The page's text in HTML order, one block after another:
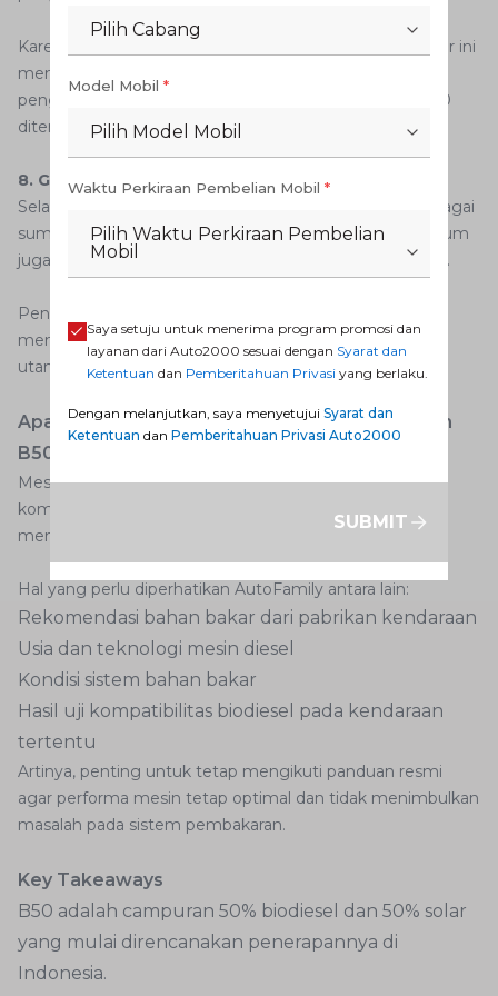
Karena konsumsi bahan bakar yang sangat besar, sektor ini
memiliki potensi signifikan dalam mendukung
pengurangan konsumsi solar fosil jika implementasi B50
diterapkan secara luas.
8. Generator Diesel (Genset)
Selain kendaraan, generator diesel yang digunakan sebagai
sumber listrik cadangan di industri maupun fasilitas umum
juga termasuk dalam kategori pengguna potensial B50.
Penggunaan biodiesel pada genset diharapkan dapat
membantu diversifikasi energi di sektor kelistrikan non-
utama.
Apakah Semua Mobil Diesel Bisa Menggunakan
B50?
Meskipun banyak kendaraan diesel modern berpotensi
kompatibel, tidak semua mobil otomatis bisa
menggunakan B50 tanpa batasan.
Hal yang perlu diperhatikan AutoFamily antara lain:
Rekomendasi bahan bakar dari pabrikan kendaraan
Usia dan teknologi mesin diesel
Kondisi sistem bahan bakar
Hasil uji kompatibilitas biodiesel pada kendaraan
tertentu
Artinya, penting untuk tetap mengikuti panduan resmi
agar performa mesin tetap optimal dan tidak menimbulkan
masalah pada sistem pembakaran.
Key Takeaways
B50 adalah campuran 50% biodiesel dan 50% solar
yang mulai direncanakan penerapannya di
Indonesia.
Pilih Cabang
Model Mobil *
Pilih Model Mobil
Waktu Perkiraan Pembelian Mobil *
Pilih Waktu Perkiraan Pembelian
Mobil
Saya setuju untuk menerima program promosi dan
layanan dari Auto2000 sesuai dengan Syarat dan
Ketentuan dan Pemberitahuan Privasi yang berlaku.
Dengan melanjutkan, saya menyetujui Syarat dan
Ketentuan dan Pemberitahuan Privasi Auto2000
SUBMIT